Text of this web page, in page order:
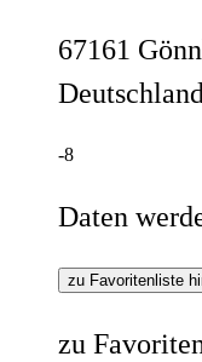
67161
-8
Daten
zu Favoritenliste
zu